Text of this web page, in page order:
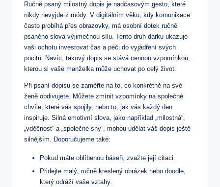
Ručně psaný milostný dopis je nadčasovým gesto, které
nikdy nevyjde z módy. V digitálním‍ věku, kdy komunikace
často probíhá přes obrazovky, má osobní dotek ⁣ručně
psaného slova výjimečnou sílu. Tento druh dárku ukazuje
vaši ochotu investovat čas a péči do vyjádření svých
pocitů. Navíc, takový dopis se stává cennou vzpomínkou,
kterou si ‌vaše manželka může uchovat po celý ⁤život.
Při psaní dopisu se zaměřte ‍na to, co ⁢konkrétně na své⁤
ženě obdivujete.⁢ Můžete zmínit⁢ vzpomínky na⁣ společné
chvíle, které vás spojily, ‌nebo to, jak vás každý den
inspiruje. Silná emotivní ​slova, jako například „milostná”,⁢
„vděčnost” a „společné ‍sny”, mohou udělat váš dopis ještě‍
silnějším. Doporučujeme také:
Pokud ⁣máte oblíbenou​ báseň,⁣ zvažte její citaci.
Přidejte malý, ručně kreslený obrázek nebo doodle,
který odráží⁢ vaše vztahy.